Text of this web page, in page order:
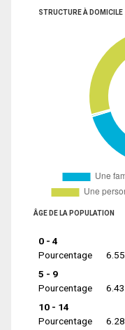
STRUCTURE À DOMICILE
ÂGE DE LA POPULATION
0 - 4
Pourcentage
6.55
5 - 9
Pourcentage
6.43
10 - 14
Pourcentage
6.28